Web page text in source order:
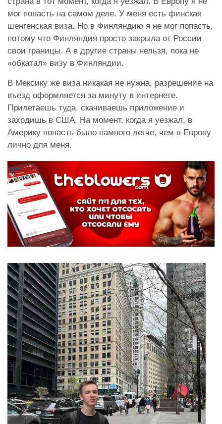
мог попасть на самом деле. У меня есть финская
шенгенская виза. Но в Финляндию я не мог попасть,
потому что Финляндия просто закрыла от России
свои границы. А в другие страны нельзя, пока не
«обкатал» визу в Финляндии.
В Мексику же виза никакая не нужна, разрешение на
въезд оформляется за минуту в интернете.
Прилетаешь туда, скачиваешь приложение и
заходишь в США. На момент, когда я уезжал, в
Америку попасть было намного легче, чем в Европу
лично для меня.